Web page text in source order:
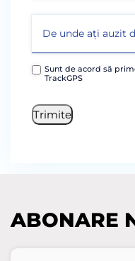
Sunt de acord să
TrackGPS
Trimite
ABONARE